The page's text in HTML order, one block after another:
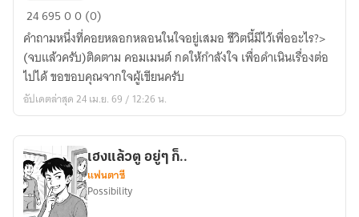
เลือด
เนื้อ
เพื่อ
ฝัน
แสงจันทร์
ส่อง
2469500 (0)
คำถามหนึ่งที่คอยหลอกหลอนในใจอยู่เสมอ ชีวิตนี้มีไว้เพื่ออะไร?>
(จบแล้วครับ)ติดตาม คอมเมนต์ กดให้กำลังใจ เพื่อดำเนินเรื่องต่อ
ไปได้ ขอขอบคุณจากใจผู้เขียนครับ
อัปเดตล่าสุด 24 เม.ย. 69 / 12:26 น.
เฮงแล้วตู อยู่ๆ ก็..
แฟนตาซี
Possibility